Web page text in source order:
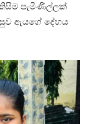
පැමිණිල්ලක්
ඇයගේ දේහය